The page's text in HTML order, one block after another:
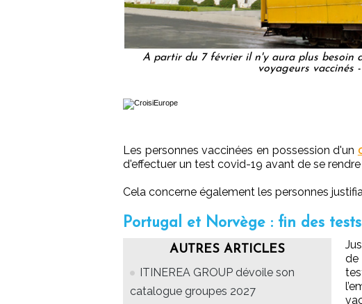
A partir du 7 février il n'y aura plus besoin
voyageurs vaccinés
Les personnes vaccinées en possession d'un
d'effectuer un test covid-19 avant de se
Cela concerne également les personnes
Portugal et Norvège : fin des tests
AUTRES ARTICLES
ITINEREA GROUP dévoile son
catalogue groupes 2027
de